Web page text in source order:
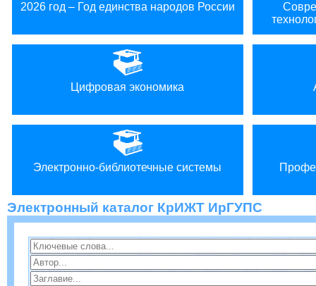
2026 год – Год единства народов России
Цифровая экономика
Электронно-библиотечные системы
Электронный каталог КрИЖТ ИрГУПС